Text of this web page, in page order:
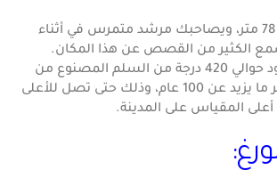
المقياس ارتفاعه 78 متر، ويصاحبك مرشد متمرس في أثناء
الكثير من القصص عن هذا المكان.
ستستمر بالصعود حوالي 420 درجة من السلم المصنوع من
الفولاذ، وهو معمر ما يزيد عن 100 عام، وذلك حتى تصل للأعلى
المقياس على المدينة.